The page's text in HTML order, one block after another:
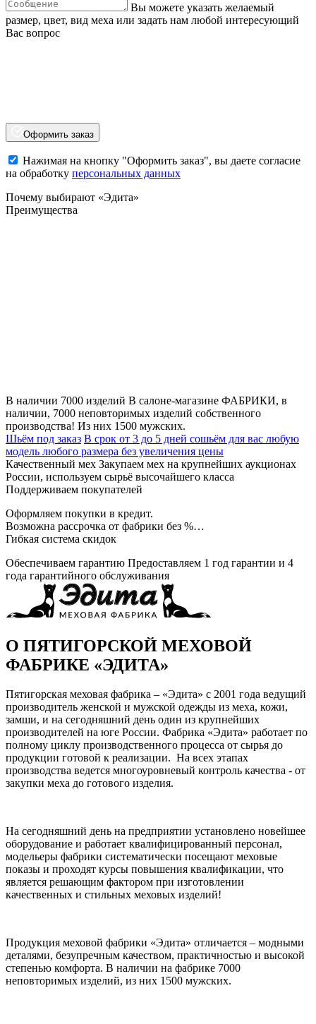
Вы можете указать желаемый
размер, цвет, вид меха или задать нам любой интересующий
Вас вопрос
Оформить заказ
Нажимая на кнопку "Оформить заказ", вы даете согласие
на обработку персональных данных
Почему выбирают «Эдита»
Преимущества
В наличии 7000 изделий В салоне-магазине ФАБРИКИ, в
наличии, 7000 неповторимых изделий собственного
производства! Из них 1500 мужских.
Шьём под заказ В срок от 3 до 5 дней сошьём для вас любую
модель любого размера без увеличения цены
Качественный мех Закупаем мех на крупнейших аукционах
России, используем сырьё высочайшего класса
Поддерживаем покупателей
Оформляем покупки в кредит.
Возможна рассрочка от фабрики без %…
Гибкая система скидок
Обеспечиваем гарантию Предоставляем 1 год гарантии и 4
года гарантийного обслуживания
О ПЯТИГОРСКОЙ МЕХОВОЙ
ФАБРИКЕ «ЭДИТА»
Пятигорская меховая фабрика – «Эдита» с 2001 года ведущий
производитель женской и мужской одежды из меха, кожи,
замши, и на сегодняшний день один из крупнейших
производителей на юге России. Фабрика «Эдита» работает по
полному циклу производственного процесса от сырья до
продукции готовой к реализации. На всех этапах
производства ведется многоуровневый контроль качества - от
закупки меха до готового изделия.
На сегодняшний день на предприятии установлено новейшее
оборудование и работает квалифицированный персонал,
модельеры фабрики систематически посещают меховые
показы и проходят курсы повышения квалификации, что
является решающим фактором при изготовлении
качественных и стильных меховых изделий!
Продукция меховой фабрики «Эдита» отличается – модными
деталями, безупречным качеством, практичностью и высокой
степенью комфорта. В наличии на фабрике 7000
неповторимых изделий, из них 1500 мужских.